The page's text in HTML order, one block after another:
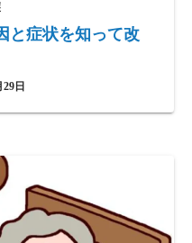
と症状を知って改
日